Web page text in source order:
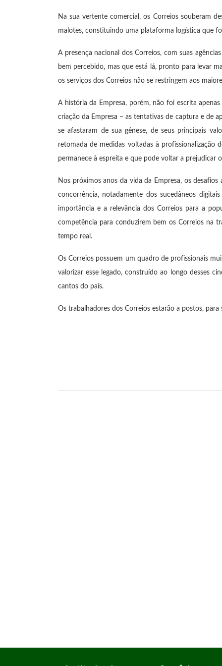
Na sua vertente comercial, os Correios souberam
malotes, constituindo uma plataforma logística que
A presença nacional dos Correios, com suas
bem percebido, mas que está lá, pronto para levar
os serviços dos Correios não se restringem aos
A história da Empresa, porém, não foi escrita
criação da Empresa – as tentativas de captura e de
se afastaram de sua gênese, de seus principais
retomada de medidas voltadas à profissionalização
permanece à espreita e que pode voltar a prejudicar
Nos próximos anos da vida da Empresa, os
concorrência, notadamente dos sucedâneos
importância e a relevância dos Correios para a
competência para conduzirem bem os Correios na
tempo real.
Os Correios possuem um quadro de profissionais
valorizar esse legado, construído ao longo desses
cantos do país.
Os trabalhadores dos Correios estarão a postos,